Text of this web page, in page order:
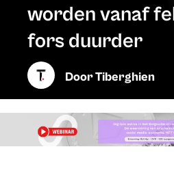
worden vanaf
fors duurder
DoorTiberghien